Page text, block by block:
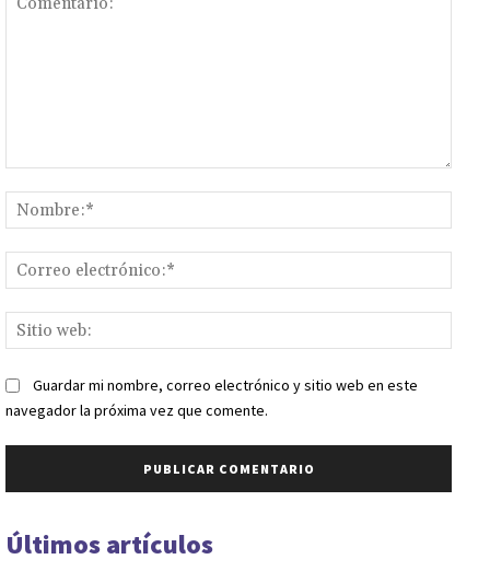
web:
Guardar mi nombre, correo electrónico y sitio web en este
navegador la próxima vez que comente.
Últimos artículos